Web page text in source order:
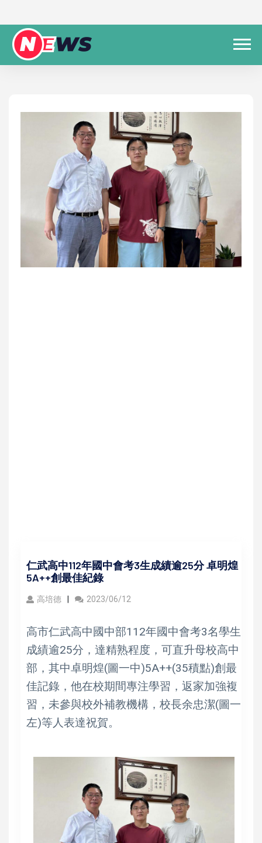
仁武高中112年國中會考3生成績逾25分 卓明煌
5A++創最佳紀錄
高培德 2023/06/12
高市仁武高中國中部112年國中會考3名學生
成績逾25分，達精熟程度，可直升母校高中
部，其中卓明煌(圖一中)5A++(35積點)創最
佳記錄，他在校期間專注學習，返家加強複
習，未參與校外補教機構，校長余忠潔(圖一
左)等人表達祝賀。